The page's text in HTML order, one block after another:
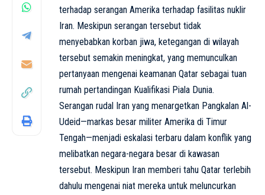
terhadap serangan Amerika terhadap fasilitas nuklir
Iran. Meskipun serangan tersebut tidak
menyebabkan korban jiwa, ketegangan di wilayah
tersebut semakin meningkat, yang memunculkan
pertanyaan mengenai keamanan Qatar sebagai tuan
rumah pertandingan Kualifikasi Piala Dunia.
Serangan rudal Iran yang menargetkan Pangkalan Al-
Udeid—markas besar militer Amerika di Timur
Tengah—menjadi eskalasi terbaru dalam konflik yang
melibatkan negara-negara besar di kawasan
tersebut. Meskipun Iran memberi tahu Qatar terlebih
dahulu mengenai niat mereka untuk meluncurkan